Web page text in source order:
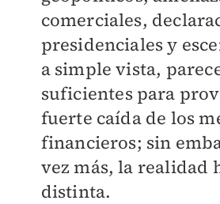
comerciales,
presidenciales y
a simple vista,
suficientes para
fuerte caída de los
financieros; sin
vez más, la realidad
distinta.